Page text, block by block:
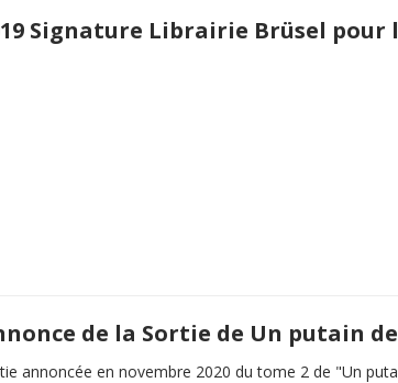
Signature Librairie Brüsel
de la Sortie de Un putain
annoncée en novembre 2020 du tome 2 de "Un